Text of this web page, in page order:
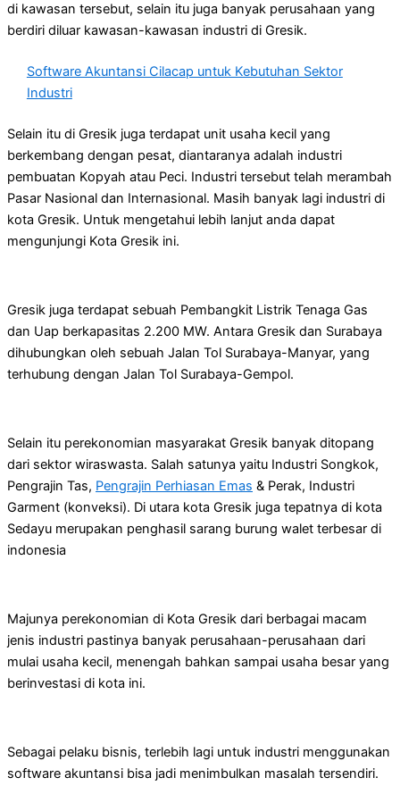
di kawasan tersebut, selain itu juga banyak perusahaan yang
berdiri diluar kawasan-kawasan industri di Gresik.
Software Akuntansi Cilacap untuk Kebutuhan Sektor
Industri
Selain itu di Gresik juga terdapat unit usaha kecil yang
berkembang dengan pesat, diantaranya adalah industri
pembuatan Kopyah atau Peci. Industri tersebut telah merambah
Pasar Nasional dan Internasional. Masih banyak lagi industri di
kota Gresik. Untuk mengetahui lebih lanjut anda dapat
mengunjungi Kota Gresik ini.
Gresik juga terdapat sebuah Pembangkit Listrik Tenaga Gas
dan Uap berkapasitas 2.200 MW. Antara Gresik dan Surabaya
dihubungkan oleh sebuah Jalan Tol Surabaya-Manyar, yang
terhubung dengan Jalan Tol Surabaya-Gempol.
Selain itu perekonomian masyarakat Gresik banyak ditopang
dari sektor wiraswasta. Salah satunya yaitu Industri Songkok,
Pengrajin Tas, Pengrajin Perhiasan Emas & Perak, Industri
Garment (konveksi). Di utara kota Gresik juga tepatnya di kota
Sedayu merupakan penghasil sarang burung walet terbesar di
indonesia
Majunya perekonomian di Kota Gresik dari berbagai macam
jenis industri pastinya banyak perusahaan-perusahaan dari
mulai usaha kecil, menengah bahkan sampai usaha besar yang
berinvestasi di kota ini.
Sebagai pelaku bisnis, terlebih lagi untuk industri menggunakan
software akuntansi bisa jadi menimbulkan masalah tersendiri.